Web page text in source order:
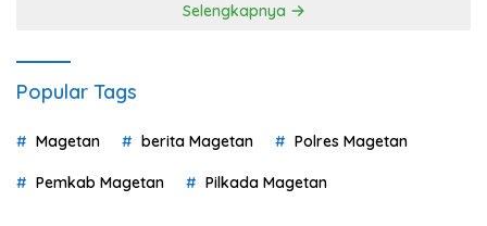
Selengkapnya
Popular Tags
Magetan berita Magetan Polres Magetan
Pemkab Magetan Pilkada Magetan